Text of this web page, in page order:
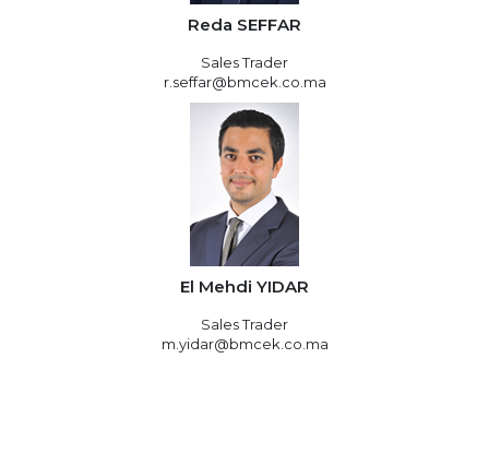
Reda SEFFAR
Sales Trader
r.seffar@bmcek.co.ma
El Mehdi YIDAR
Sales Trader
m.yidar@bmcek.co.ma